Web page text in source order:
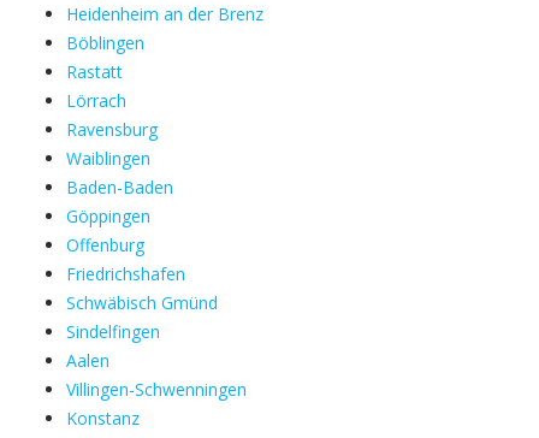
Heidenheim an der Brenz
Böblingen
Rastatt
Lörrach
Ravensburg
Waiblingen
Baden-Baden
Göppingen
Offenburg
Friedrichshafen
Schwäbisch Gmünd
Sindelfingen
Aalen
Villingen-Schwenningen
Konstanz